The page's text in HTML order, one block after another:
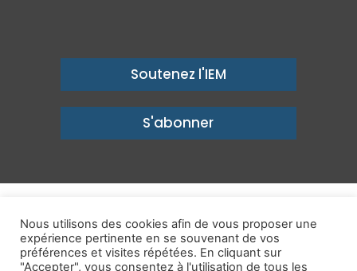
Soutenez l'IEM
S'abonner
un avenir prospère
Mentions légales-Politique de confidentialité-Contact
Nous utilisons des cookies afin de vous proposer une
expérience pertinente en se souvenant de vos
préférences et visites répétées. En cliquant sur
"Accepter", vous consentez à l'utilisation de tous les